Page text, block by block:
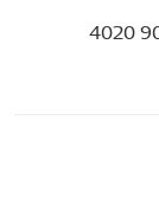
4020